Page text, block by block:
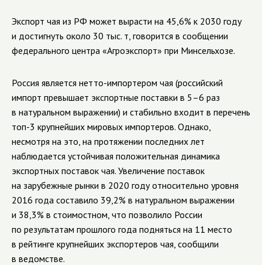
Экспорт чая из РФ может вырасти на 45,6% к 2030 году
и достигнуть около 30 тыс. т, говорится в сообщении
федерального центра «Агроэкспорт» при Минсельхозе.
Россия является нетто-импортером чая (российский
импорт превышает экспортные поставки в 5–6 раз
в натуральном выражении) и стабильно входит в перечень
топ-3 крупнейших мировых импортеров. Однако,
несмотря на это, на протяжении последних лет
наблюдается устойчивая положительная динамика
экспортных поставок чая. Увеличение поставок
на зарубежные рынки в 2020 году относительно уровня
2016 года составило 39,2% в натуральном выражении
и 38,3% в стоимостном, что позволило России
по результатам прошлого года подняться на 11 место
в рейтинге крупнейших экспортеров чая, сообщили
в ведомстве.